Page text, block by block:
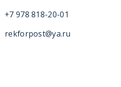
+7 978 818-20-01
rekforpost@ya.ru